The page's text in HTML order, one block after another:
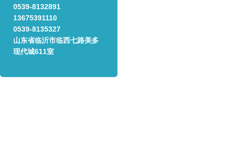
0539-8132891
13675391110
0539-8135327
山东省临沂市临西七路美多
现代城611室